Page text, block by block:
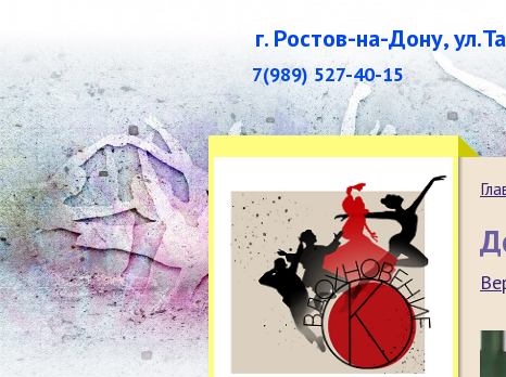
г. Ростов-на-Дону,
7(989) 527-40-15